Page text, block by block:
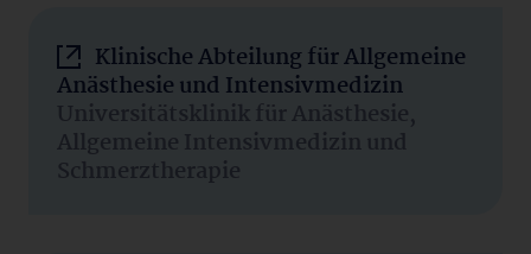
Klinische Abteilung für Allgemeine
Anästhesie und Intensivmedizin
Universitätsklinik für Anästhesie,
Allgemeine Intensivmedizin und
Schmerztherapie